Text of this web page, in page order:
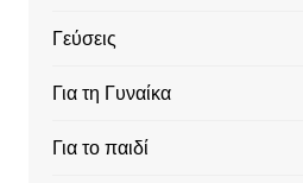
Γεύσεις
Για τη Γυναίκα
Για το παιδί